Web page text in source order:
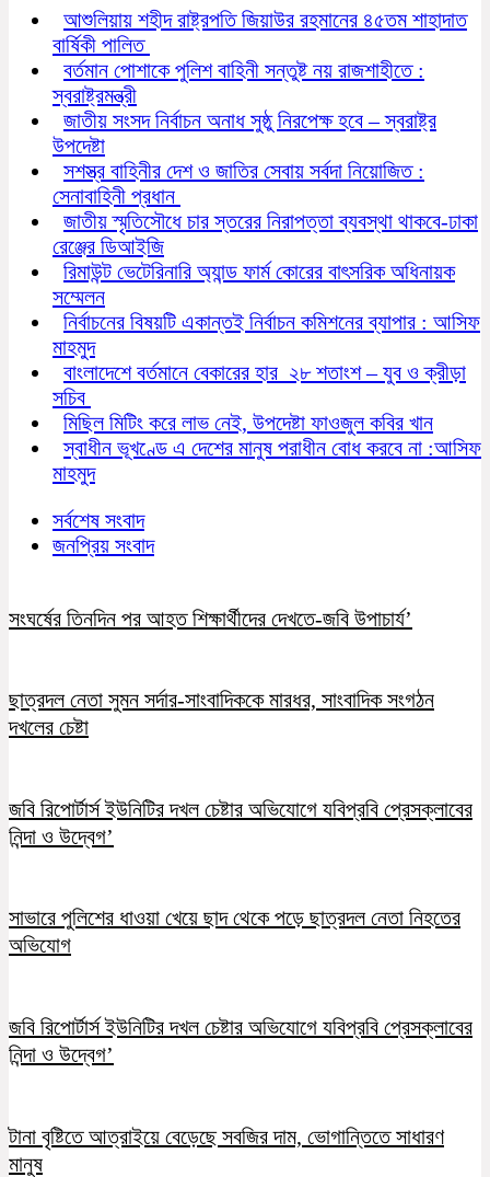
আশুলিয়ায় শহীদ রাষ্ট্রপতি জিয়াউর রহমানের ৪৫তম শাহাদাত
বার্ষিকী পালিত
বর্তমান পোশাকে পুলিশ বাহিনী সন্তুষ্ট নয় রাজশাহীতে :
স্বরাষ্ট্রমন্ত্রী
জাতীয় সংসদ নির্বাচন অনাধ সুষ্ঠু নিরপেক্ষ হবে – স্বরাষ্ট্র
উপদেষ্টা
সশস্ত্র বাহিনীর দেশ ও জাতির সেবায় সর্বদা নিয়োজিত :
সেনাবাহিনী প্রধান
জাতীয় স্মৃতিসৌধে চার স্তরের নিরাপত্তা ব্যবস্থা থাকবে-ঢাকা
রেঞ্জের ডিআইজি
রিমাউন্ট ভেটেরিনারি অ্যান্ড ফার্ম কোরের বাৎসরিক অধিনায়ক
সম্মেলন
নির্বাচনের বিষয়টি একান্তই নির্বাচন কমিশনের ব্যাপার : আসিফ
মাহমুদ
বাংলাদেশে বর্তমানে বেকারের হার ২৮ শতাংশ – যুব ও ক্রীড়া
সচিব
মিছিল মিটিং করে লাভ নেই, উপদেষ্টা ফাওজুল কবির খান
স্বাধীন ভূখণ্ডে এ দেশের মানুষ পরাধীন বোধ করবে না :আসিফ
মাহমুদ
সর্বশেষ সংবাদ
জনপ্রিয় সংবাদ
সংঘর্ষের তিনদিন পর আহত শিক্ষার্থীদের দেখতে-জবি উপাচার্য’
ছাত্রদল নেতা সুমন সর্দার-সাংবাদিককে মারধর, সাংবাদিক সংগঠন
দখলের চেষ্টা
জবি রিপোর্টার্স ইউনিটির দখল চেষ্টার অভিযোগে যবিপ্রবি প্রেসক্লাবের
নিন্দা ও উদ্বেগ’
সাভারে পুলিশের ধাওয়া খেয়ে ছাদ থেকে পড়ে ছাত্রদল নেতা নিহতের
অভিযোগ
জবি রিপোর্টার্স ইউনিটির দখল চেষ্টার অভিযোগে যবিপ্রবি প্রেসক্লাবের
নিন্দা ও উদ্বেগ’
টানা বৃষ্টিতে আত্রাইয়ে বেড়েছে সবজির দাম, ভোগান্তিতে সাধারণ
মানুষ